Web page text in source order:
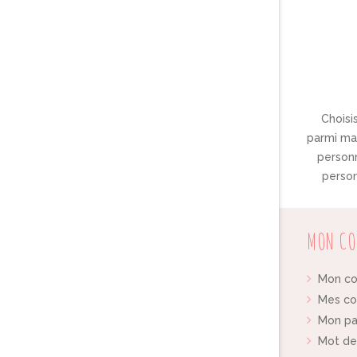
parmi
MON
Mon
Mes
Mon
Mot